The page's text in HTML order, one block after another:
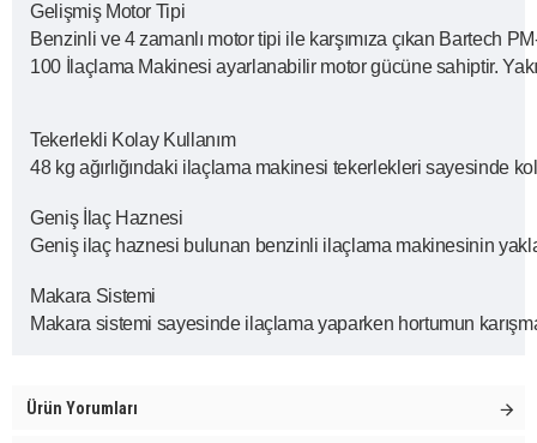
Gelişmiş Motor Tipi
Benzinli ve 4 zamanlı motor tipi ile karşımıza çıkan Bartech
100 İlaçlama Makinesi ayarlanabilir motor gücüne sahiptir.
Tekerlekli Kolay Kullanım
48 kg ağırlığındaki ilaçlama makinesi tekerlekleri sayesinde
Geniş İlaç Haznesi
Geniş ilaç haznesi bulunan benzinli ilaçlama makinesinin
Makara Sistemi
Makara sistemi sayesinde ilaçlama yaparken hortumun
Ürün Yorumları